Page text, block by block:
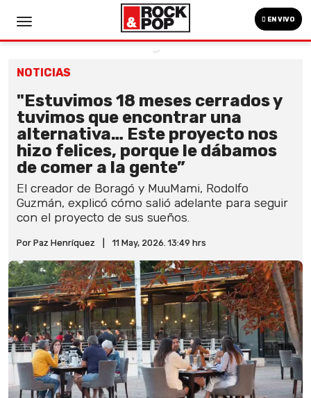
EN VIVO
NOTICIAS
"Estuvimos 18 meses cerrados y
tuvimos que encontrar una
alternativa… Este proyecto nos
hizo felices, porque le dábamos
de comer a la gente”
El creador de Boragó y MuuMami, Rodolfo
Guzmán, explicó cómo salió adelante para seguir
con el proyecto de sus sueños.
Por Paz Henríquez 11 May, 2026. 13:49 hrs